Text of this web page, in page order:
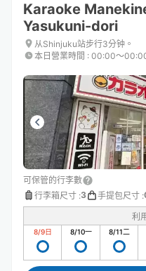
Karaoke
Yasukuni-dori
从Shinjuku站步行3分钟。
本日營業時間 : 00:00〜
可保管的行李數
行李箱尺寸 :3 手提包尺寸 :
利
8/9日 8/10一 8/11二